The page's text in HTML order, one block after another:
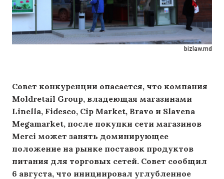
bizlaw.md
Совет конкуренции опасается, что компания
Moldretail Group, владеющая магазинами
Linella, Fidesco, Cip Market, Bravo и Slavena
Megamarket, после покупки сети магазинов
Merci может занять доминирующее
положение на рынке поставок продуктов
питания для торговых сетей. Совет сообщил
6 августа, что инициировал углубленное